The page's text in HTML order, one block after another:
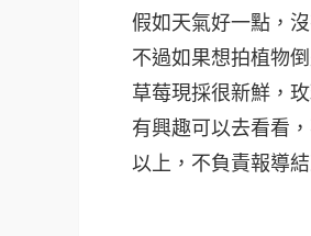
假如天氣好一點，
不過如果想拍植物
草莓現採很新鮮，
有興趣可以去看看
以上，不負責報導